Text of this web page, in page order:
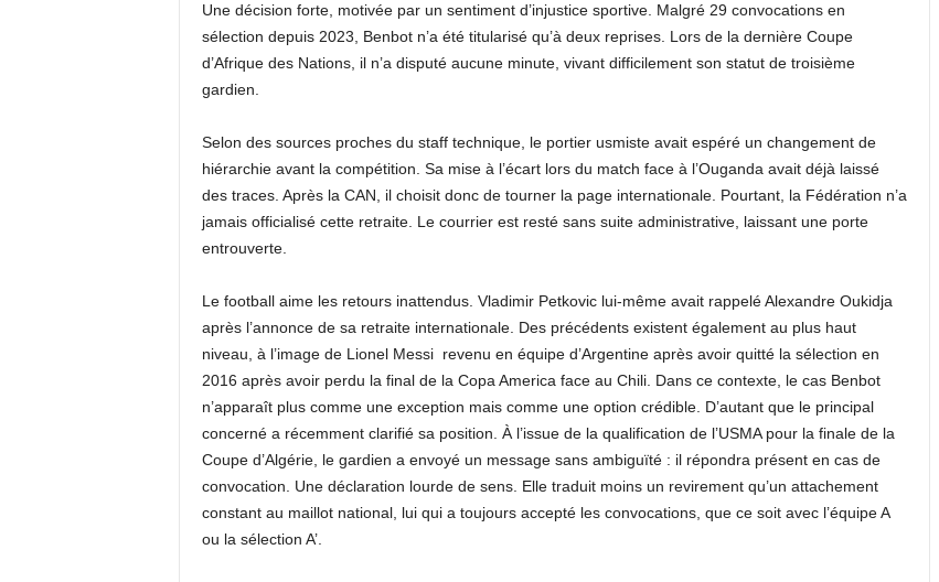
Une décision forte, motivée par un sentiment d’injustice sportive. Malgré 29 convocations en
sélection depuis 2023, Benbot n’a été titularisé qu’à deux reprises. Lors de la dernière Coupe
d’Afrique des Nations, il n’a disputé aucune minute, vivant difficilement son statut de troisième
gardien.
Selon des sources proches du staff technique, le portier usmiste avait espéré un changement de
hiérarchie avant la compétition. Sa mise à l’écart lors du match face à l’Ouganda avait déjà laissé
des traces. Après la CAN, il choisit donc de tourner la page internationale. Pourtant, la Fédération n’a
jamais officialisé cette retraite. Le courrier est resté sans suite administrative, laissant une porte
entrouverte.
Le football aime les retours inattendus. Vladimir Petkovic lui-même avait rappelé Alexandre Oukidja
après l’annonce de sa retraite internationale. Des précédents existent également au plus haut
niveau, à l’image de Lionel Messi revenu en équipe d’Argentine après avoir quitté la sélection en
2016 après avoir perdu la final de la Copa America face au Chili. Dans ce contexte, le cas Benbot
n’apparaît plus comme une exception mais comme une option crédible. D’autant que le principal
concerné a récemment clarifié sa position. À l’issue de la qualification de l’USMA pour la finale de la
Coupe d’Algérie, le gardien a envoyé un message sans ambiguïté : il répondra présent en cas de
convocation. Une déclaration lourde de sens. Elle traduit moins un revirement qu’un attachement
constant au maillot national, lui qui a toujours accepté les convocations, que ce soit avec l’équipe A
ou la sélection A’.